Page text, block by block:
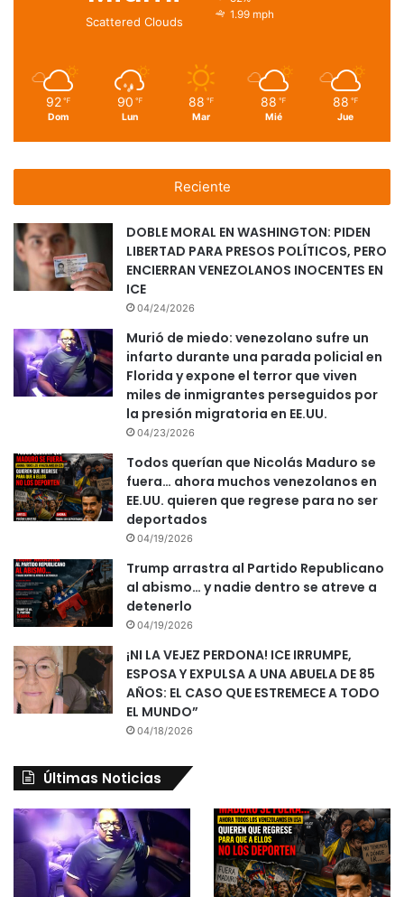
Scattered Clouds
1.99 mph
92 ℉
Dom
90 ℉
Lun
88 ℉
Mar
88 ℉
Mié
88 ℉
Jue
Reciente
DOBLE MORAL EN WASHINGTON: PIDEN
LIBERTAD PARA PRESOS POLÍTICOS, PERO
ENCIERRAN VENEZOLANOS INOCENTES EN
ICE
04/24/2026
Murió de miedo: venezolano sufre un
infarto durante una parada policial en
Florida y expone el terror que viven
miles de inmigrantes perseguidos por
la presión migratoria en EE.UU.
04/23/2026
Todos querían que Nicolás Maduro se
fuera… ahora muchos venezolanos en
EE.UU. quieren que regrese para no ser
deportados
04/19/2026
Trump arrastra al Partido Republicano
al abismo… y nadie dentro se atreve a
detenerlo
04/19/2026
¡NI LA VEJEZ PERDONA! ICE IRRUMPE,
ESPOSA Y EXPULSA A UNA ABUELA DE 85
AÑOS: EL CASO QUE ESTREMECE A TODO
EL MUNDO”
04/18/2026
Últimas Noticias